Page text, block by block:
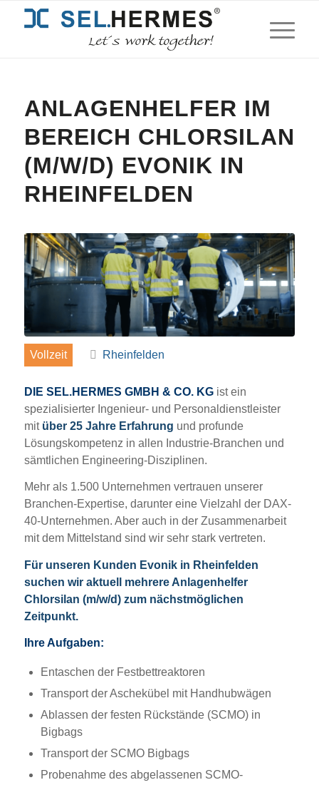
ANLAGENHELFER IM
BEREICH CHLORSILAN
(M/W/D) EVONIK IN
RHEINFELDEN
Vollzeit Rheinfelden
DIE SEL.HERMES GMBH & CO. KG ist ein
spezialisierter Ingenieur- und Personaldienstleister
mit über 25 Jahre Erfahrung und profunde
Lösungskompetenz in allen Industrie-Branchen und
sämtlichen Engineering-Disziplinen.
Mehr als 1.500 Unternehmen vertrauen unserer
Branchen-Expertise, darunter eine Vielzahl der DAX-
40-Unternehmen. Aber auch in der Zusammenarbeit
mit dem Mittelstand sind wir sehr stark vertreten.
Für unseren Kunden Evonik in Rheinfelden
suchen wir aktuell mehrere Anlagenhelfer
Chlorsilan (m/w/d) zum nächstmöglichen
Zeitpunkt.
Ihre Aufgaben:
Entaschen der Festbettreaktoren
Transport der Aschekübel mit Handhubwägen
Ablassen der festen Rückstände (SCMO) in
Bigbags
Transport der SCMO Bigbags
Probenahme des abgelassenen SCMO-